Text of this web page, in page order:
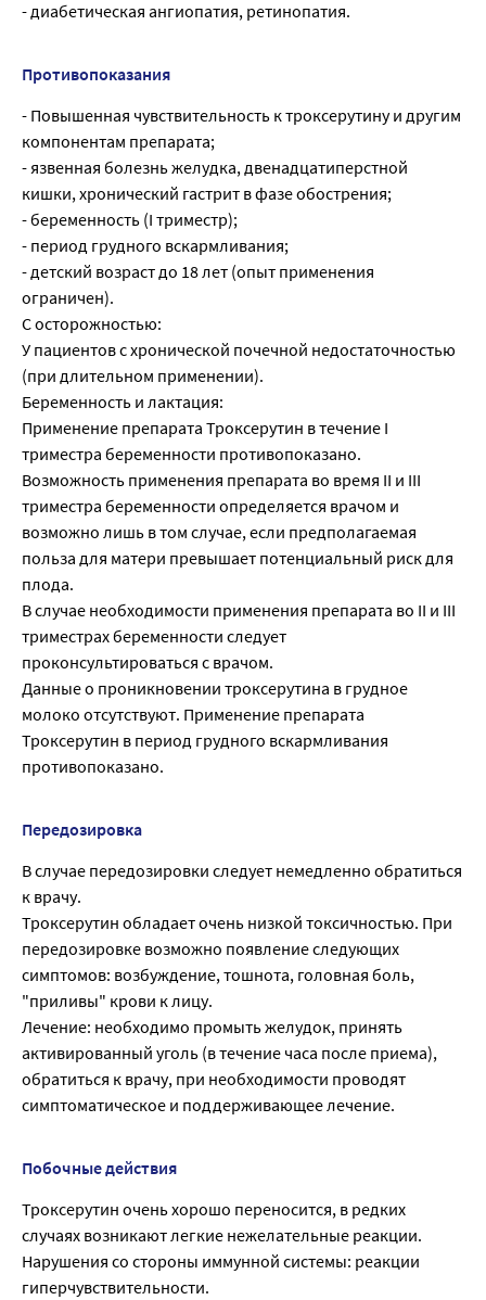
- диабетическая ангиопатия, ретинопатия.
Противопоказания
- Повышенная чувствительность к троксерутину и другим
компонентам препарата;
- язвенная болезнь желудка, двенадцатиперстной
кишки, хронический гастрит в фазе обострения;
- беременность (I триместр);
- период грудного вскармливания;
- детский возраст до 18 лет (опыт применения
ограничен).
С осторожностью:
У пациентов с хронической почечной недостаточностью
(при длительном применении).
Беременность и лактация:
Применение препарата Троксерутин в течение I
триместра беременности противопоказано.
Возможность применения препарата во время II и III
триместра беременности определяется врачом и
возможно лишь в том случае, если предполагаемая
польза для матери превышает потенциальный риск для
плода.
В случае необходимости применения препарата во II и III
триместрах беременности следует
проконсультироваться с врачом.
Данные о проникновении троксерутина в грудное
молоко отсутствуют. Применение препарата
Троксерутин в период грудного вскармливания
противопоказано.
Передозировка
В случае передозировки следует немедленно обратиться
к врачу.
Троксерутин обладает очень низкой токсичностью. При
передозировке возможно появление следующих
симптомов: возбуждение, тошнота, головная боль,
"приливы" крови к лицу.
Лечение: необходимо промыть желудок, принять
активированный уголь (в течение часа после приема),
обратиться к врачу, при необходимости проводят
симптоматическое и поддерживающее лечение.
Побочные действия
Троксерутин очень хорошо переносится, в редких
случаях возникают легкие нежелательные реакции.
Нарушения со стороны иммунной системы: реакции
гиперчувствительности.